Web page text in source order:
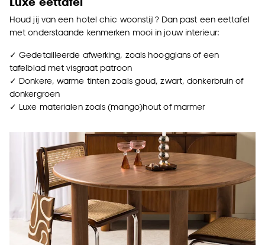
Houd jij van een hotel chic woonstijl? Dan past een eettafel
met onderstaande kenmerken mooi in jouw interieur:
✓ Gedetailleerde afwerking, zoals hoogglans of een
tafelblad met visgraat patroon
✓ Donkere, warme tinten zoals goud, zwart, donkerbruin of
donkergroen
✓ Luxe materialen zoals (mango)hout of marmer